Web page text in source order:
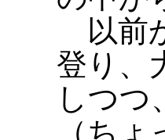
以前
登り、
しつつ
（ち